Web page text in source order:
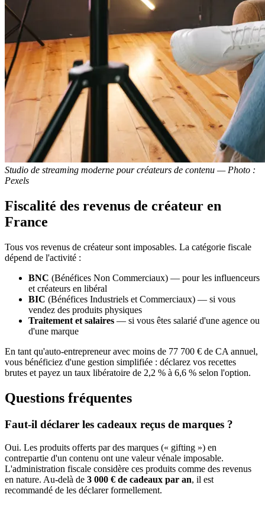
Studio de streaming moderne pour créateurs de contenu — Photo :
Pexels
Fiscalité des revenus de créateur en
France
Tous vos revenus de créateur sont imposables. La catégorie fiscale
dépend de l'activité :
BNC (Bénéfices Non Commerciaux) — pour les influenceurs
et créateurs en libéral
BIC (Bénéfices Industriels et Commerciaux) — si vous
vendez des produits physiques
Traitement et salaires — si vous êtes salarié d'une agence ou
d'une marque
En tant qu'auto-entrepreneur avec moins de 77 700 € de CA annuel,
vous bénéficiez d'une gestion simplifiée : déclarez vos recettes
brutes et payez un taux libératoire de 2,2 % à 6,6 % selon l'option.
Questions fréquentes
Faut-il déclarer les cadeaux reçus de marques ?
Oui. Les produits offerts par des marques (« gifting ») en
contrepartie d'un contenu ont une valeur vénale imposable.
L'administration fiscale considère ces produits comme des revenus
en nature. Au-delà de 3 000 € de cadeaux par an, il est
recommandé de les déclarer formellement.